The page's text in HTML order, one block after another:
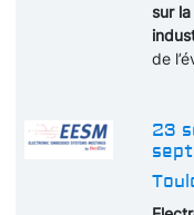
sur
de
23